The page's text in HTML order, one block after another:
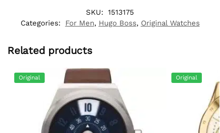
SKU: 1513175
Categories:
For Men, Hugo Boss, Original Watches
Related products
Original Original